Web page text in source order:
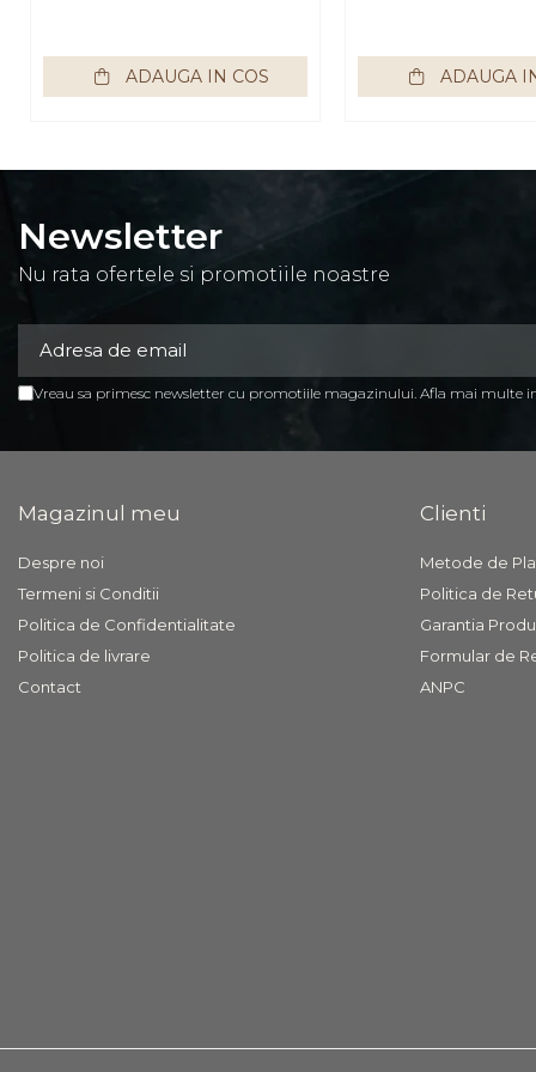
rafturi/etajere carti
complet
Birouri camera copilului
Canapele copii
Paturi supraetajate
COVOARE CLASICE
COVOARE
PUFOASE(SHAGGY)FIR
Mobilier Gradina
Banci gradina si terasa
Mese gradina
Cuptoare cu microunde
ADAUGA IN COS ADAUGA
Newsletter
Nu rata ofertele si promotiile noastre
Vreau sa primesc newsletter cu promotiile magazinului. Afla mai multe
Magazinul meu
Despre noi
Termeni si Conditii
Politica de Confidentialitate
Politica de livrare
Contact
Clienti
Metode de
Politica de
Garantia
Formular de
ANPC